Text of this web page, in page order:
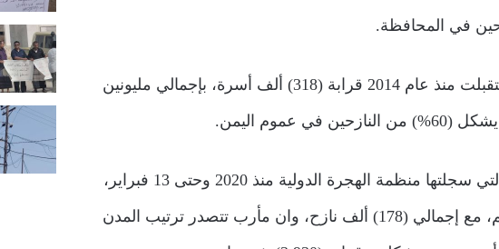
في المحافظة.
وقال الإيراني إن محافظة مأرب تضم أكثر من 90 مخيم واستقبلت منذ عام 2014 قرابة (318) ألف أسرة، بإجمالي مليونين
ونوّه في سلسلة تغريدات على تويتر رصدتها إلى أن الأرقام التي سجلتها منظمة الهجرة الدولية منذ 2020 وحتى 13 فبراير،
جعلت اليمن رابع بلد لجهة النزوح الداخلي على مستوى العالم، مع إجمالي (178) ألف نازح، وان مأرب تتصدر ترتيب المدن